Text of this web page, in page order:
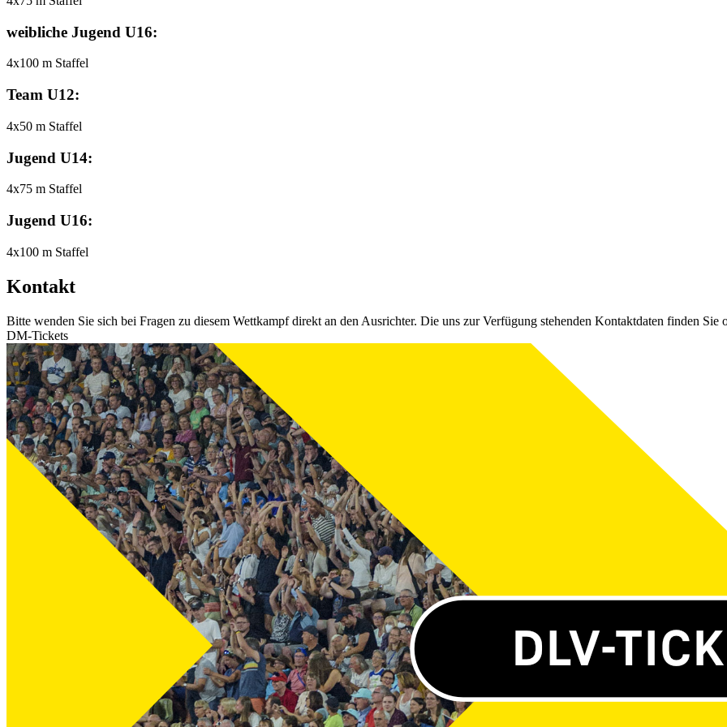
weibliche Jugend U16:
4x100 m Staffel
Team U12:
4x50 m Staffel
Jugend U14:
4x75 m Staffel
Jugend U16:
4x100 m Staffel
Kontakt
Bitte wenden Sie sich bei Fragen zu diesem Wettkampf direkt an den Ausrichter. Die uns zur Verfügung stehenden Kontaktdaten finden Sie
DM-Tickets